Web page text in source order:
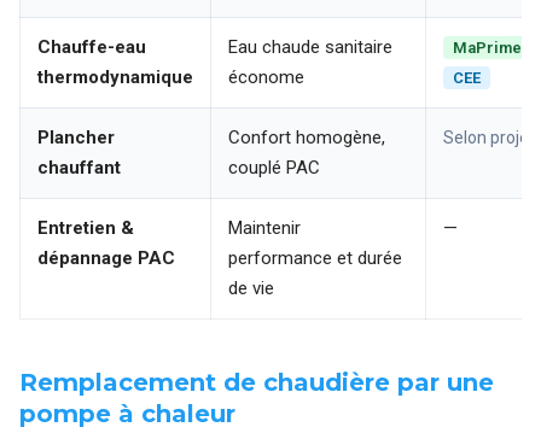
Chauffe-eau
thermodynamique
Eau chaude sanitaire
économe
CEE
Plancher
chauffant
Confort homogène,
couplé PAC
Selon projet
Entretien &
dépannage PAC
Maintenir
performance et durée
de vie
—
Remplacement de chaudière par une
pompe à chaleur